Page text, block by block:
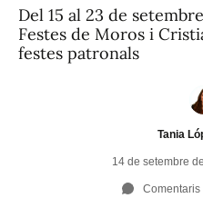
Del 15 al 23 de
Festes de Moros i
festes patronals
Tania
14 de setembre
Comentaris